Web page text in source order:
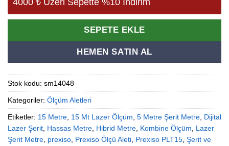
SEPETE EKLE
HEMEN SATIN AL
Stok kodu: sm14048
Kategoriler: Ölçüm Aletleri
Etiketler: 15 Metre, 15 Mt Lazer Ölçüm, 5 Metre Şerit Metre, Dijital
Lazer Şerit, Hassas Metre, Hibrid Metre, Kombine Ölçüm, Lazer
Şerit Metre, prexiso, Prexiso Ölçü Aleti, Prexiso PLT15, Şerit ve